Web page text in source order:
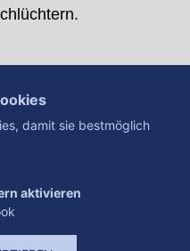
damit sie bestmöglich
aktivieren